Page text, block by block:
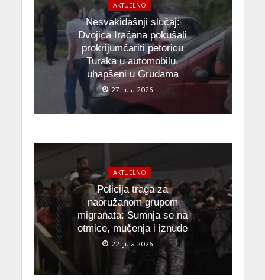
AKTUELNO
Nesvakidašnji slučaj:
Dvojica Iračana pokušali
prokrijumčariti petoricu
Turaka u automobilu,
uhapšeni u Grudama
27. Jula 2026.
AKTUELNO
Policija traga za
naoružanom grupom
migranata: Sumnja se na
otmice, mučenja i iznude
22. Jula 2026.